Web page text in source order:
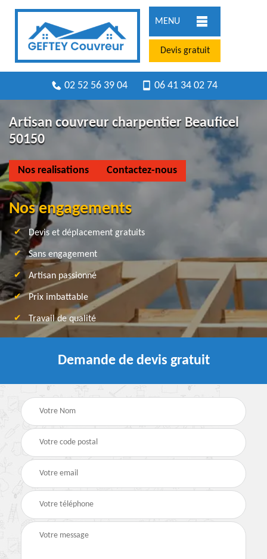
MENU
Devis gratuit
02 52 56 39 04 06 41 34 02 74
Artisan couvreur charpentier Beauficel
50150
Nos realisations Contactez-nous
Nos engagements
Devis et déplacement gratuits
Sans engagement
Artisan passionné
Prix imbattable
Travail de qualité
Demande de devis gratuit